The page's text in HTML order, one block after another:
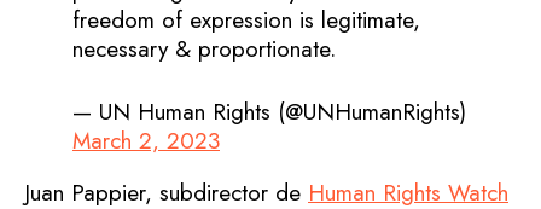
freedom of expression is legitimate,
necessary & proportionate.
— UN Human Rights (@UNHumanRights)
March 2, 2023
Juan Pappier, subdirector de Human Rights Watch